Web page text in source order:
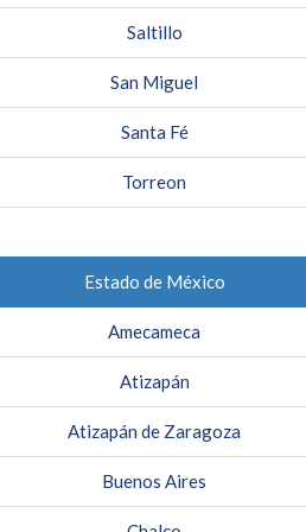
Saltillo
San Miguel
Santa Fé
Torreon
Estado de México
Amecameca
Atizapán
Atizapán de Zaragoza
Buenos Aires